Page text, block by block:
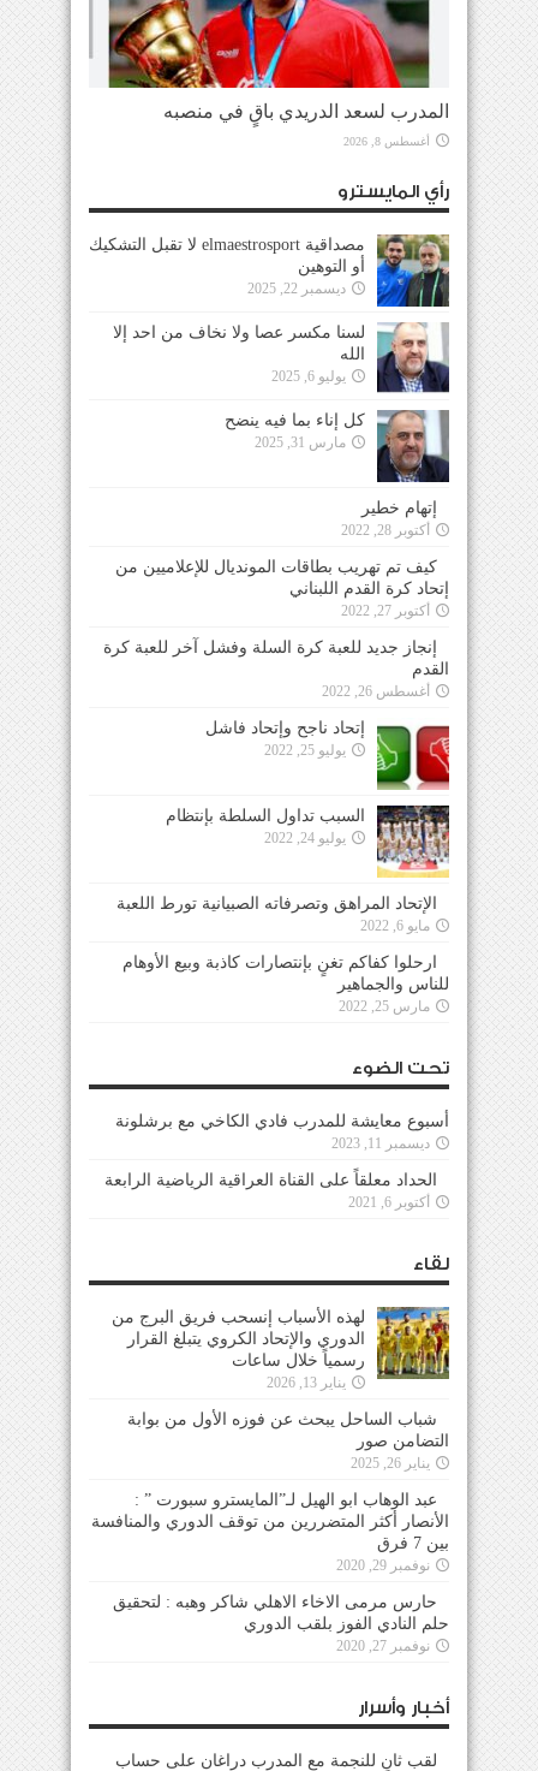
المدرب لسعد الدريدي باقٍ في منصبه
أغسطس 8, 2026
رأي المايسترو
مصداقية elmaestrosport لا تقبل التشكيك
أو التوهين
ديسمبر 22, 2025
لسنا مكسر عصا ولا نخاف من احد إلا
الله
يوليو 6, 2025
كل إناء بما فيه ينضح
مارس 31, 2025
إتهام خطير
أكتوبر 28, 2022
كيف تم تهريب بطاقات المونديال للإعلاميين من
إتحاد كرة القدم اللبناني
أكتوبر 27, 2022
إنجاز جديد للعبة كرة السلة وفشل آخر للعبة كرة
القدم
أغسطس 26, 2022
إتحاد ناجح وإتحاد فاشل
يوليو 25, 2022
السبب تداول السلطة بإنتظام
يوليو 24, 2022
الإتحاد المراهق وتصرفاته الصبيانية تورط اللعبة
مايو 6, 2022
ارحلوا كفاكم تغنٍ بإنتصارات كاذبة وبيع الأوهام
للناس والجماهير
مارس 25, 2022
تحت الضوء
أسبوع معايشة للمدرب فادي الكاخي مع برشلونة
ديسمبر 11, 2023
الحداد معلقاً على القناة العراقية الرياضية الرابعة
أكتوبر 6, 2021
لقاء
لهذه الأسباب إنسحب فريق البرج من
الدوري والإتحاد الكروي يتبلغ القرار
رسمياً خلال ساعات
يناير 13, 2026
شباب الساحل يبحث عن فوزه الأول من بوابة
التضامن صور
يناير 26, 2025
عبد الوهاب ابو الهيل لـ”المايسترو سبورت ” :
الأنصار أكثر المتضررين من توقف الدوري والمنافسة
بين 7 فرق
نوفمبر 29, 2020
حارس مرمى الاخاء الاهلي شاكر وهبه : لتحقيق
حلم النادي الفوز بلقب الدوري
نوفمبر 27, 2020
أخبار وأسرار
لقب ثانٍ للنجمة مع المدرب دراغان على حساب